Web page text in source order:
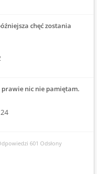
chęć zostania
nic nie pamiętam.
601 Odsłony